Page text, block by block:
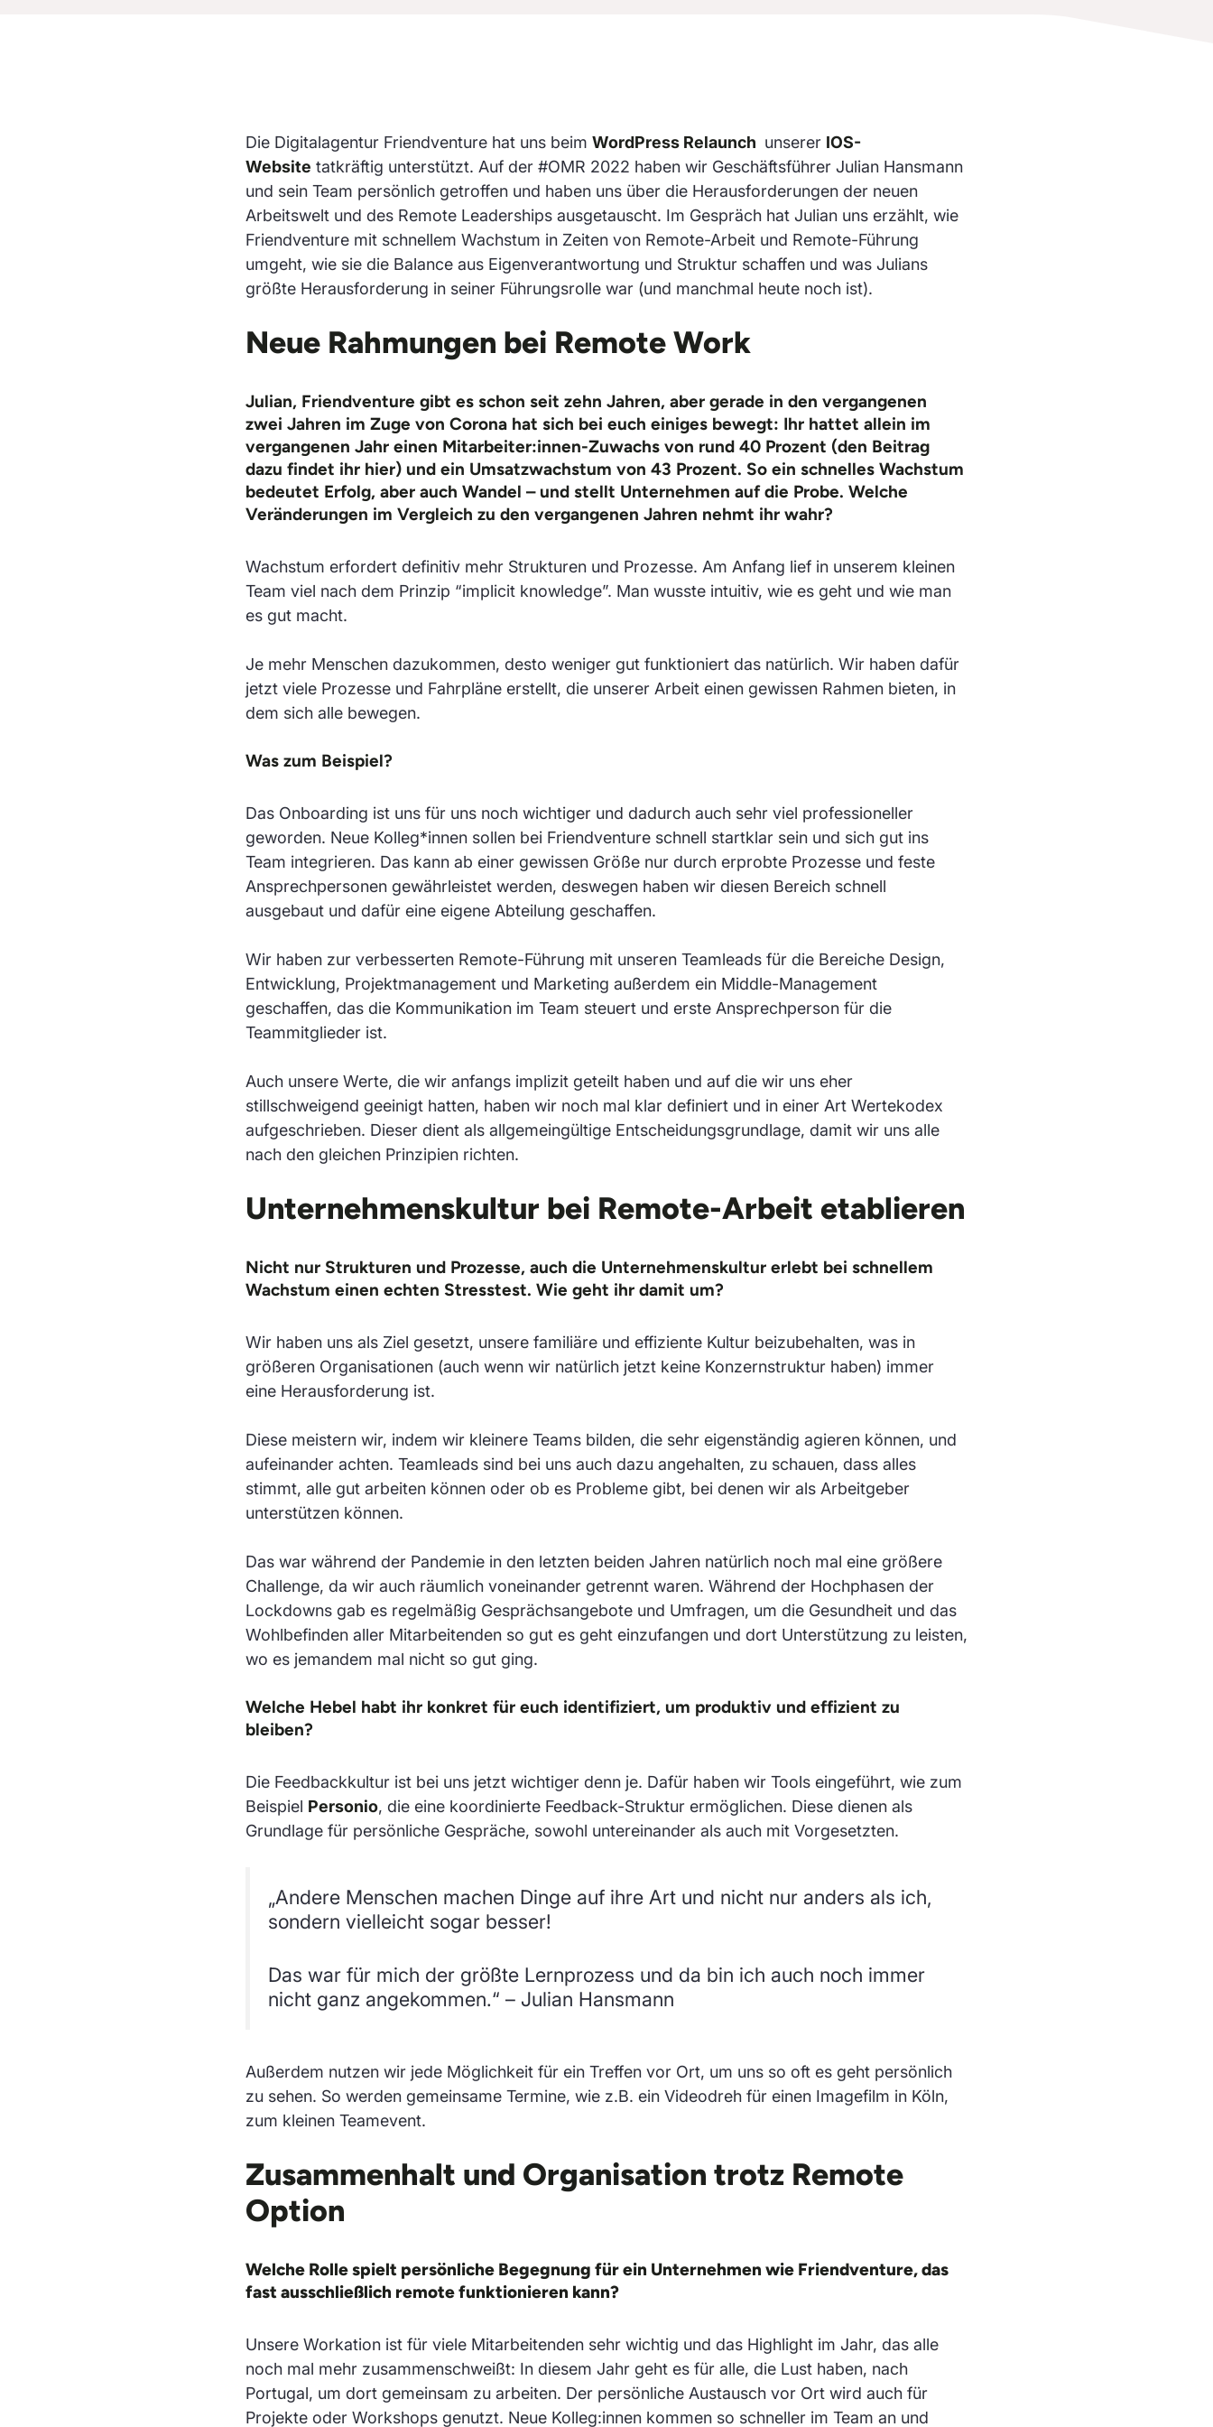
Die Digitalagentur Friendventure hat uns beim WordPress Relaunch unserer IOS-
Website tatkräftig unterstützt. Auf der #OMR 2022 haben wir Geschäftsführer Julian Hansmann
und sein Team persönlich getroffen und haben uns über die Herausforderungen der neuen
Arbeitswelt und des Remote Leaderships ausgetauscht. Im Gespräch hat Julian uns erzählt, wie
Friendventure mit schnellem Wachstum in Zeiten von Remote-Arbeit und Remote-Führung
umgeht, wie sie die Balance aus Eigenverantwortung und Struktur schaffen und was Julians
größte Herausforderung in seiner Führungsrolle war (und manchmal heute noch ist).
Neue Rahmungen bei Remote Work
Julian, Friendventure gibt es schon seit zehn Jahren, aber gerade in den vergangenen
zwei Jahren im Zuge von Corona hat sich bei euch einiges bewegt: Ihr hattet allein im
vergangenen Jahr einen Mitarbeiter:innen-Zuwachs von rund 40 Prozent (den Beitrag
dazu findet ihr hier) und ein Umsatzwachstum von 43 Prozent. So ein schnelles Wachstum
bedeutet Erfolg, aber auch Wandel – und stellt Unternehmen auf die Probe. Welche
Veränderungen im Vergleich zu den vergangenen Jahren nehmt ihr wahr?
Wachstum erfordert definitiv mehr Strukturen und Prozesse. Am Anfang lief in unserem kleinen
Team viel nach dem Prinzip “implicit knowledge”. Man wusste intuitiv, wie es geht und wie man
es gut macht.
Je mehr Menschen dazukommen, desto weniger gut funktioniert das natürlich. Wir haben dafür
jetzt viele Prozesse und Fahrpläne erstellt, die unserer Arbeit einen gewissen Rahmen bieten, in
dem sich alle bewegen.
Was zum Beispiel?
Das Onboarding ist uns für uns noch wichtiger und dadurch auch sehr viel professioneller
geworden. Neue Kolleg*innen sollen bei Friendventure schnell startklar sein und sich gut ins
Team integrieren. Das kann ab einer gewissen Größe nur durch erprobte Prozesse und feste
Ansprechpersonen gewährleistet werden, deswegen haben wir diesen Bereich schnell
ausgebaut und dafür eine eigene Abteilung geschaffen.
Wir haben zur verbesserten Remote-Führung mit unseren Teamleads für die Bereiche Design,
Entwicklung, Projektmanagement und Marketing außerdem ein Middle-Management
geschaffen, das die Kommunikation im Team steuert und erste Ansprechperson für die
Teammitglieder ist.
Auch unsere Werte, die wir anfangs implizit geteilt haben und auf die wir uns eher
stillschweigend geeinigt hatten, haben wir noch mal klar definiert und in einer Art Wertekodex
aufgeschrieben. Dieser dient als allgemeingültige Entscheidungsgrundlage, damit wir uns alle
nach den gleichen Prinzipien richten.
Unternehmenskultur bei Remote-Arbeit etablieren
Nicht nur Strukturen und Prozesse, auch die Unternehmenskultur erlebt bei schnellem
Wachstum einen echten Stresstest. Wie geht ihr damit um?
Wir haben uns als Ziel gesetzt, unsere familiäre und effiziente Kultur beizubehalten, was in
größeren Organisationen (auch wenn wir natürlich jetzt keine Konzernstruktur haben) immer
eine Herausforderung ist.
Diese meistern wir, indem wir kleinere Teams bilden, die sehr eigenständig agieren können, und
aufeinander achten. Teamleads sind bei uns auch dazu angehalten, zu schauen, dass alles
stimmt, alle gut arbeiten können oder ob es Probleme gibt, bei denen wir als Arbeitgeber
unterstützen können.
Das war während der Pandemie in den letzten beiden Jahren natürlich noch mal eine größere
Challenge, da wir auch räumlich voneinander getrennt waren. Während der Hochphasen der
Lockdowns gab es regelmäßig Gesprächsangebote und Umfragen, um die Gesundheit und das
Wohlbefinden aller Mitarbeitenden so gut es geht einzufangen und dort Unterstützung zu leisten,
wo es jemandem mal nicht so gut ging.
Welche Hebel habt ihr konkret für euch identifiziert, um produktiv und effizient zu
bleiben?
Die Feedbackkultur ist bei uns jetzt wichtiger denn je. Dafür haben wir Tools eingeführt, wie zum
Beispiel Personio, die eine koordinierte Feedback-Struktur ermöglichen. Diese dienen als
Grundlage für persönliche Gespräche, sowohl untereinander als auch mit Vorgesetzten.
„Andere Menschen machen Dinge auf ihre Art und nicht nur anders als ich,
sondern vielleicht sogar besser!
Das war für mich der größte Lernprozess und da bin ich auch noch immer
nicht ganz angekommen.“ – Julian Hansmann
Außerdem nutzen wir jede Möglichkeit für ein Treffen vor Ort, um uns so oft es geht persönlich
zu sehen. So werden gemeinsame Termine, wie z.B. ein Videodreh für einen Imagefilm in Köln,
zum kleinen Teamevent.
Zusammenhalt und Organisation trotz Remote
Option
Welche Rolle spielt persönliche Begegnung für ein Unternehmen wie Friendventure, das
fast ausschließlich remote funktionieren kann?
Unsere Workation ist für viele Mitarbeitenden sehr wichtig und das Highlight im Jahr, das alle
noch mal mehr zusammenschweißt: In diesem Jahr geht es für alle, die Lust haben, nach
Portugal, um dort gemeinsam zu arbeiten. Der persönliche Austausch vor Ort wird auch für
Projekte oder Workshops genutzt. Neue Kolleg:innen kommen so schneller im Team an und